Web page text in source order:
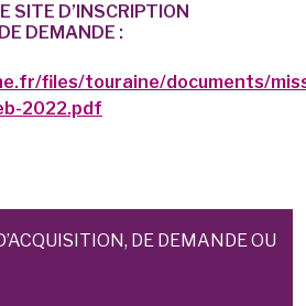
SITE D’INSCRIPTION
DEMANDE :
files/touraine/documents/
2022.pdf
DE DEMANDE OU